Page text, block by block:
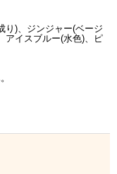
り)、ジンジャー(ベージ
アイスブルー(水色)、ピ